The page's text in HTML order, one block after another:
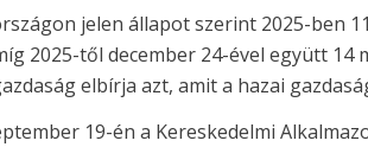
jelen állapot szerint 2025-ben
2025-től december 24-ével együtt
elbírja azt, amit a hazai
19-én a Kereskedelmi